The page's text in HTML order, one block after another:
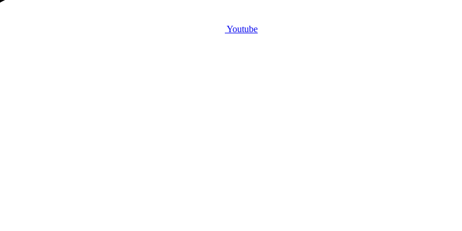
Youtube